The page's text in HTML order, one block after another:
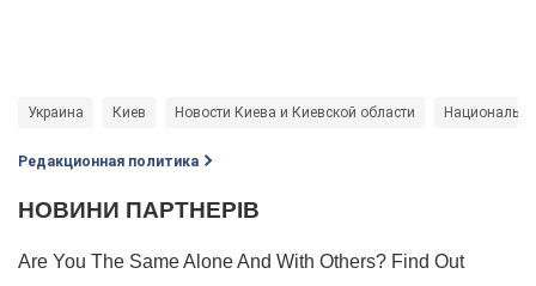
Украина Киев Новости Киева и Киевской области
Редакционная политика